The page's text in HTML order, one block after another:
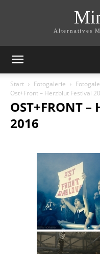
Alternatives
Start Fotogalerie
Ost+Front – Herzblut Festival
OST+FRONT –
2016